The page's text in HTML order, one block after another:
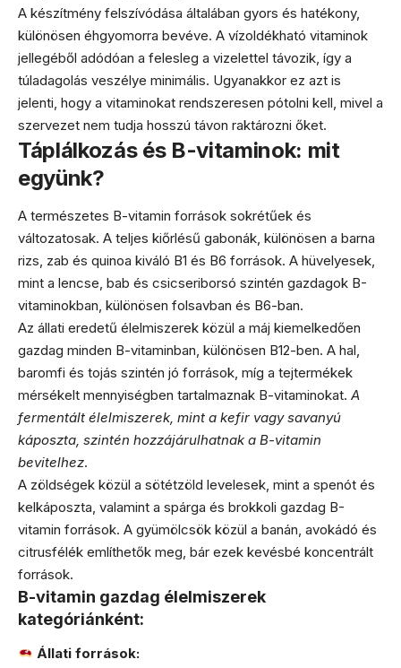
A készítmény felszívódása általában gyors és hatékony,
különösen éhgyomorra bevéve. A vízoldékható vitaminok
jellegéből adódóan a felesleg a vizelettel távozik, így a
túladagolás veszélye minimális. Ugyanakkor ez azt is
jelenti, hogy a vitaminokat rendszeresen pótolni kell, mivel a
szervezet nem tudja hosszú távon raktározni őket.
Táplálkozás és B-vitaminok: mit
együnk?
A természetes B-vitamin források sokrétűek és
változatosak. A teljes kiőrlésű gabonák, különösen a barna
rizs, zab és quinoa kiváló B1 és B6 források. A hüvelyesek,
mint a lencse, bab és csicseriborsó szintén gazdagok B-
vitaminokban, különösen folsavban és B6-ban.
Az állati eredetű élelmiszerek közül a máj kiemelkedően
gazdag minden B-vitaminban, különösen B12-ben. A hal,
baromfi és tojás szintén jó források, míg a tejtermékek
mérsékelt mennyiségben tartalmaznak B-vitaminokat. A
fermentált élelmiszerek, mint a kefir vagy savanyú
káposzta, szintén hozzájárulhatnak a B-vitamin
bevitelhez.
A zöldségek közül a sötétzöld levelesek, mint a spenót és
kelkáposzta, valamint a spárga és brokkoli gazdag B-
vitamin források. A gyümölcsök közül a banán, avokádó és
citrusfélék említhetők meg, bár ezek kevésbé koncentrált
források.
B-vitamin gazdag élelmiszerek
kategóriánként:
Állati források: